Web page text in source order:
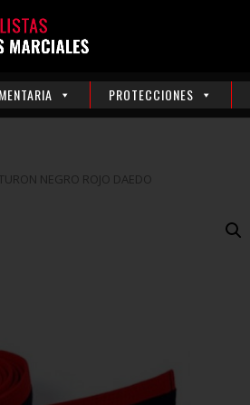
PROTECCIONES
NEGRO ROJO DAEDO